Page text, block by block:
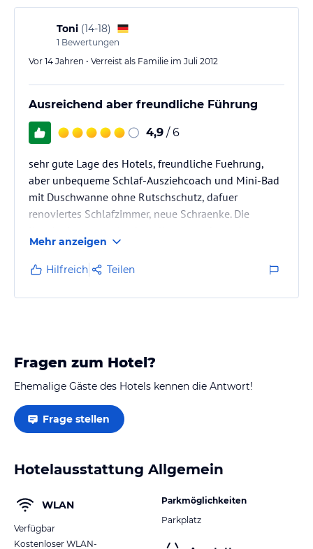
Kühlschrank, Herd und Spüle, -- Bettdecke mit
Federn, -- 2 Balkoneinhängewäscheständer für 16
Wohnungen, -- Kaffeehaferl…
Toni (14-18)
1 Bewertungen
Vor 14 Jahren • Verreist als Familie im Juli 2012
Ausreichend aber freundliche Führung
4,9 / 6
sehr gute Lage des Hotels, freundliche Fuehrung,
aber unbequeme Schlaf-Ausziehcoach und Mini-Bad
mit Duschwanne ohne Rutschschutz, dafuer
renoviertes Schlafzimmer, neue Schraenke. Die
Balkonmoebel sehr veraltet, kein Waeschestaender
und wackelige Balkonstuehle.
Mehr anzeigen
Hilfreich Teilen
Fragen zum Hotel?
Ehemalige Gäste des Hotels kennen die Antwort!
Frage stellen
Hotelausstattung Allgemein
WLAN
Verfügbar
Kostenloser WLAN-
Parkmöglichkeiten
Parkplatz